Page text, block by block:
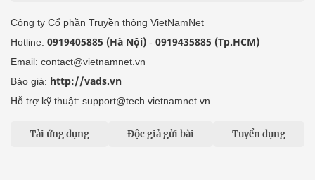
Công ty Cổ phần Truyền thông VietNamNet
Hotline: 0919405885 (Hà Nội) - 0919435885 (Tp.HCM)
Email: contact@vietnamnet.vn
Báo giá: http://vads.vn
Hỗ trợ kỹ thuật: support@tech.vietnamnet.vn
Tải ứng dụng Độc giả gửi bài Tuyển dụng